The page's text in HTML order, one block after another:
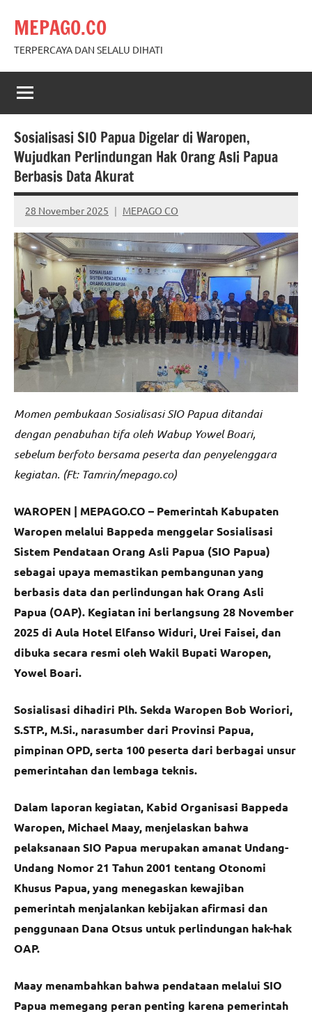
content
MEPAGO.CO
TERPERCAYA DAN SELALU DIHATI
Sosialisasi SIO Papua Digelar di Waropen,
Wujudkan Perlindungan Hak Orang Asli Papua
Berbasis Data Akurat
28 November 2025 MEPAGO CO
No
comments
Momen pembukaan Sosialisasi SIO Papua ditandai
dengan penabuhan tifa oleh Wabup Yowel Boari,
sebelum berfoto bersama peserta dan penyelenggara
kegiatan. (Ft: Tamrin/mepago.co)
WAROPEN | MEPAGO.CO – Pemerintah Kabupaten
Waropen melalui Bappeda menggelar Sosialisasi
Sistem Pendataan Orang Asli Papua (SIO Papua)
sebagai upaya memastikan pembangunan yang
berbasis data dan perlindungan hak Orang Asli
Papua (OAP). Kegiatan ini berlangsung 28 November
2025 di Aula Hotel Elfanso Widuri, Urei Faisei, dan
dibuka secara resmi oleh Wakil Bupati Waropen,
Yowel Boari.
Sosialisasi dihadiri Plh. Sekda Waropen Bob Woriori,
S.STP., M.Si., narasumber dari Provinsi Papua,
pimpinan OPD, serta 100 peserta dari berbagai unsur
pemerintahan dan lembaga teknis.
Dalam laporan kegiatan, Kabid Organisasi Bappeda
Waropen, Michael Maay, menjelaskan bahwa
pelaksanaan SIO Papua merupakan amanat Undang-
Undang Nomor 21 Tahun 2001 tentang Otonomi
Khusus Papua, yang menegaskan kewajiban
pemerintah menjalankan kebijakan afirmasi dan
penggunaan Dana Otsus untuk perlindungan hak-hak
OAP.
Maay menambahkan bahwa pendataan melalui SIO
Papua memegang peran penting karena pemerintah